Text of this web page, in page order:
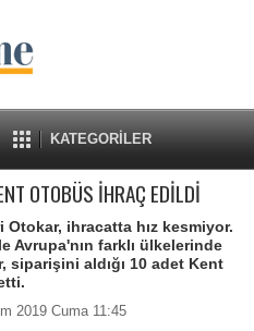
KATEGORİLER
OTOBÜS İHRAÇ EDİLDİ
ihracatta hız kesmiyor.
Avrupa'nın farklı ülkelerinde
aldığı 10 adet Kent
2019 Cuma 11:45